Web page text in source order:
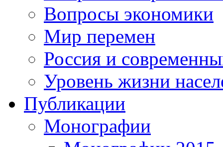
Вопросы экономики
Мир перемен
Россия и
Уровень жизни
Публикации
Монографии